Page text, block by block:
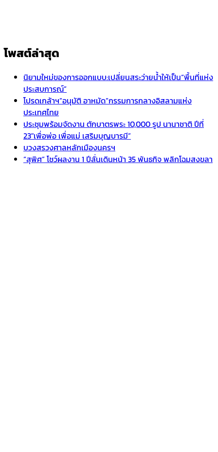
โพสต์ล่าสุด
นิยามใหม่ของการออกแบบ:เปลี่ยนสระว่ายน้ำให้เป็น“พื้นที่แห่ง
ประสบการณ์”
โปรดเกล้าฯ”อนุมัติ อาหมัด”กรรมการกลางอิสลามแห่ง
ประเทศไทย
ประชุมพร้อมจัดงาน ตักบาตรพระ 10,000 รูป นานาชาติ ปีที่
23″เพื่อพ่อ เพื่อแม่ เสริมบุญบารมี”
บวงสรวงศาลหลักเมืองนครฯ
“สุพิศ” โชว์ผลงาน 1 ปีลั่นเดินหน้า 35 พันธกิจ พลิกโฉมสงขลา